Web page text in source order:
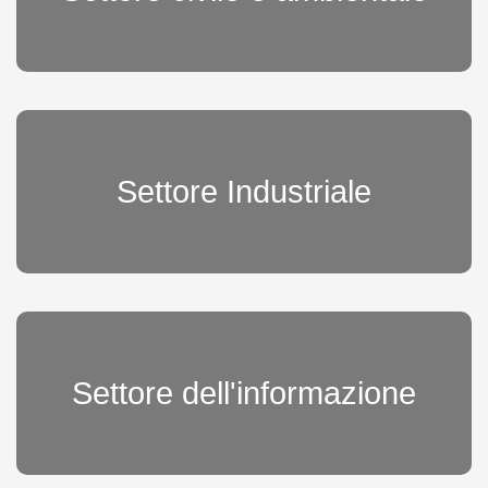
Settore Industriale
Settore dell'informazione